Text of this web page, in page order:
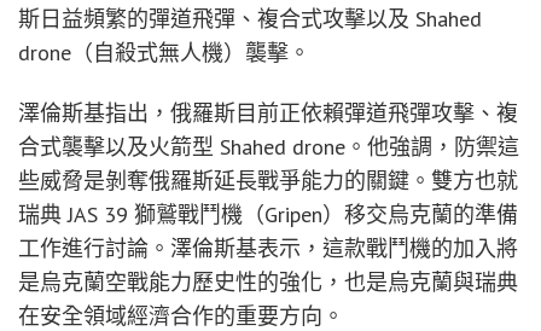
斯日益頻繁的彈道飛彈、複合式攻擊以及 Shahed
drone（自殺式無人機）襲擊。
澤倫斯基指出，俄羅斯目前正依賴彈道飛彈攻擊、複
合式襲擊以及火箭型 Shahed drone。他強調，防禦這
些威脅是剝奪俄羅斯延長戰爭能力的關鍵。雙方也就
瑞典 JAS 39 獅鷲戰鬥機（Gripen）移交烏克蘭的準備
工作進行討論。澤倫斯基表示，這款戰鬥機的加入將
是烏克蘭空戰能力歷史性的強化，也是烏克蘭與瑞典
在安全領域經濟合作的重要方向。